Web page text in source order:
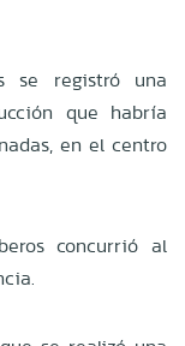
se registró una
que habría
en el centro
concurrió al